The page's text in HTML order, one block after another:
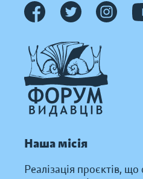
Наша місія
Реалізація проєктів,